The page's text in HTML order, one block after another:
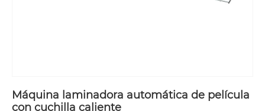
Máquina laminadora automática de película
con cuchilla caliente